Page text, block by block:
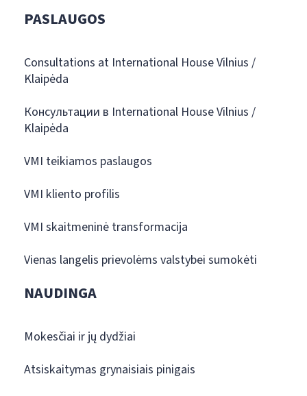
PASLAUGOS
Consultations at International House Vilnius /
Klaipėda
Консультации в International House Vilnius /
Klaipėda
VMI teikiamos paslaugos
VMI kliento profilis
VMI skaitmeninė transformacija
Vienas langelis prievolėms valstybei sumokėti
NAUDINGA
Mokesčiai ir jų dydžiai
Atsiskaitymas grynaisiais pinigais